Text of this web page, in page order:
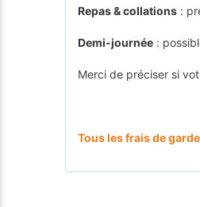
Repas & collations :
Demi-journée :
Merci de préciser si
Tous les frais de